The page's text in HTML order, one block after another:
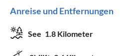
Anreise und Entfernungen
See 1.8 Kilometer